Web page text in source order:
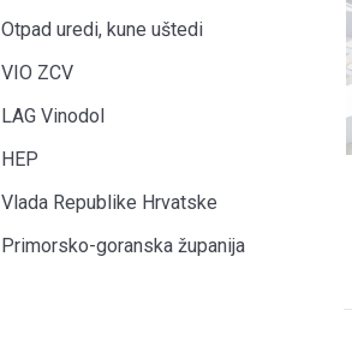
Otpad uredi, kune uštedi
VIO ZCV
LAG Vinodol
HEP
Vlada Republike Hrvatske
Primorsko-goranska županija